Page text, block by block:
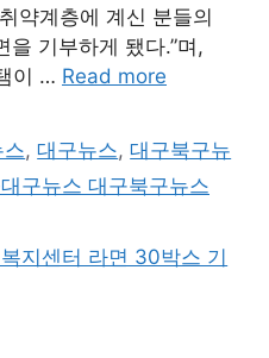
약계층에 계신 분들의
을 기부하게 됐다.”며,
이 … Read more
,대구뉴스,대구북구뉴
구뉴스 대구북구뉴스
지센터 라면 30박스 기